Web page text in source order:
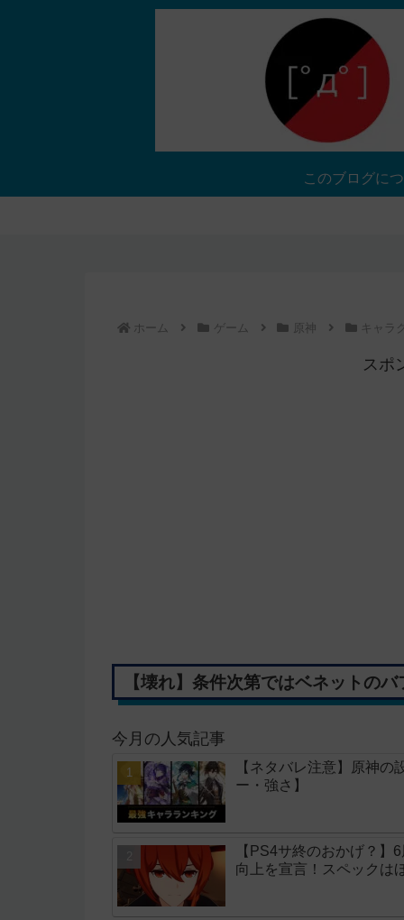
このブログに
ホーム ゲーム 原神 キャラ
スポ
【壊れ】条件次第ではベネットの
今月の人気記事
【ネタバレ注意】原神
ー・強さ】
【PS4サ終のおかげ？】
向上を宣言！スペックは